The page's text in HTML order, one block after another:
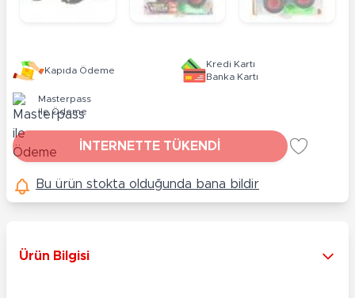
Kapıda Ödeme
Kredi Kartı
Banka Kartı
Masterpass
ile Ödeme
İNTERNETTE TÜKENDİ
Bu ürün stokta olduğunda bana bildir
Ürün Bilgisi